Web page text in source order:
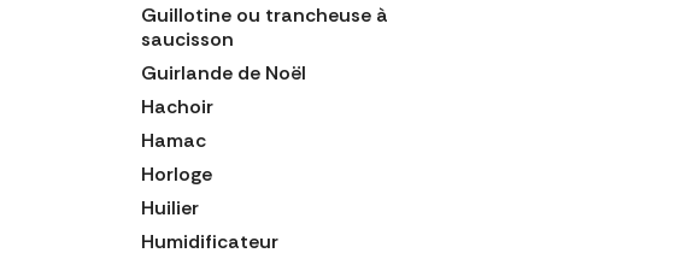
Guillotine ou trancheuse à
saucisson
Guirlande de Noël
Hachoir
Hamac
Horloge
Huilier
Humidificateur